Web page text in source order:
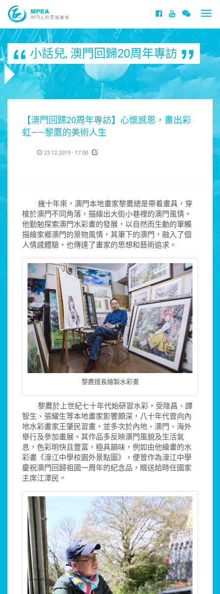
小話兒, 澳門回歸20周年專訪
【澳門回歸20周年專訪】心懷感恩，畫出彩
虹——黎鷹的美術人生
23.12.2019 - 17:00
幾十年來，澳門本地畫家黎鷹總是帶着畫具，穿
梭於澳門不同角落，描繪出大街小巷裡的澳門風情。
他勤勉探索澳門水彩畫的發展，以自然而生動的筆觸
描繪家鄉澳門的景物風情，其筆下的澳門，融入了個
人情感體驗，也傳達了畫家的思想和藝術追求。
黎鷹擅長繪製水彩畫
黎鷹於上世紀七十年代始研習水彩，受陸昌、譚
智生、張耀生等本地畫家影響頗深，八十年代曾向內
地水彩畫家王肇民習畫，並多次於內地、澳門、海外
舉行及參加畫展。其作品多反映澳門風貌及生活氣
息，色彩明快且豐富，極具韻味，例如由他繪畫的水
彩畫《濠江中學校園外景點圖》，便曾作為濠江中學
慶祝澳門回歸祖國一周年的紀念品，贈送給時任國家
主席江澤民。